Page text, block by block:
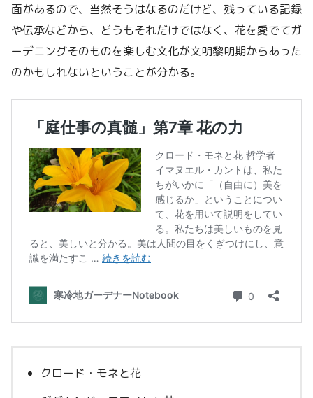
面があるので、当然そうはなるのだけど、残っている記録
や伝承などから、どうもそれだけではなく、花を愛でてガ
ーデニングそのものを楽しむ文化が文明黎明期からあった
のかもしれないということが分かる。
クロード・モネと花